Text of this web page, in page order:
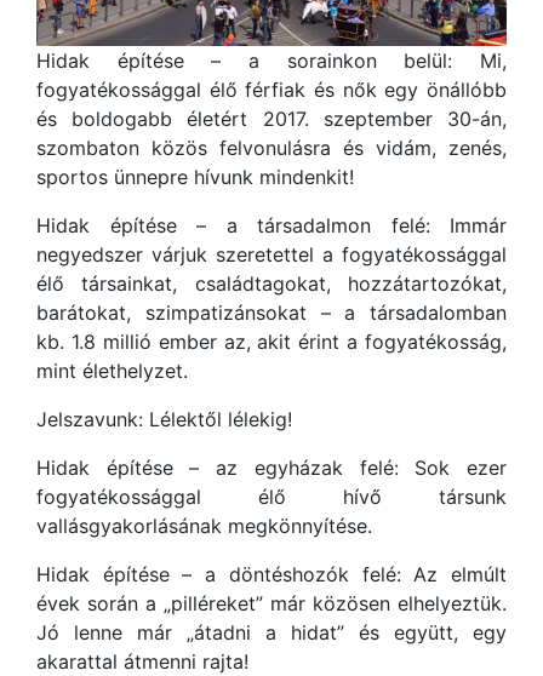
Hidak építése – a sorainkon belül: Mi,
fogyatékossággal élő férfiak és nők egy önállóbb
és boldogabb életért 2017. szeptember 30-án,
szombaton közös felvonulásra és vidám, zenés,
sportos ünnepre hívunk mindenkit!
Hidak építése – a társadalmon felé: Immár
negyedszer várjuk szeretettel a fogyatékossággal
élő társainkat, családtagokat, hozzátartozókat,
barátokat, szimpatizánsokat – a társadalomban
kb. 1.8 millió ember az, akit érint a fogyatékosság,
mint élethelyzet.
Jelszavunk: Lélektől lélekig!
Hidak építése – az egyházak felé: Sok ezer
fogyatékossággal élő hívő társunk
vallásgyakorlásának megkönnyítése.
Hidak építése – a döntéshozók felé: Az elmúlt
évek során a „pilléreket” már közösen elhelyeztük.
Jó lenne már „átadni a hidat” és együtt, egy
akarattal átmenni rajta!